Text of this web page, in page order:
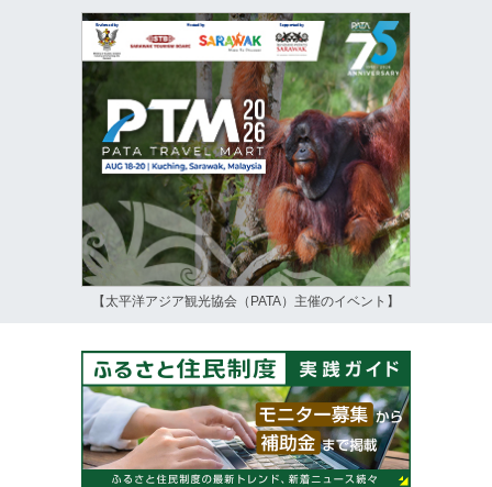
【太平洋アジア観光協会（PATA）主催のイベント】